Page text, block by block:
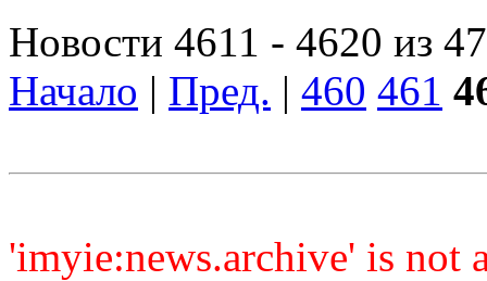
Новости 4611 - 4620 из
Начало | Пред. | 460 461
'imyie:news.archive' is not